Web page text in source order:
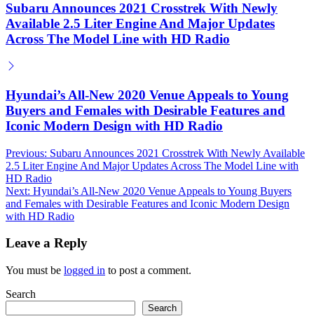
Subaru Announces 2021 Crosstrek With Newly
Available 2.5 Liter Engine And Major Updates
Across The Model Line with HD Radio
Hyundai’s All-New 2020 Venue Appeals to Young
Buyers and Females with Desirable Features and
Iconic Modern Design with HD Radio
Post
navigation
Previous: Subaru Announces 2021 Crosstrek With Newly Available
2.5 Liter Engine And Major Updates Across The Model Line with
HD Radio
Next: Hyundai’s All-New 2020 Venue Appeals to Young Buyers
and Females with Desirable Features and Iconic Modern Design
with HD Radio
Leave a Reply
You must be logged in to post a comment.
Search
Search